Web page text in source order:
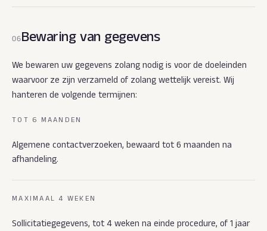
06Bewaring van gegevens
We bewaren uw gegevens zolang nodig is voor de doeleinden
waarvoor ze zijn verzameld of zolang wettelijk vereist. Wij
hanteren de volgende termijnen:
TOT 6 MAANDEN
Algemene contactverzoeken, bewaard tot 6 maanden na
afhandeling.
MAXIMAAL 4 WEKEN
Sollicitatiegegevens, tot 4 weken na einde procedure, of 1 jaar